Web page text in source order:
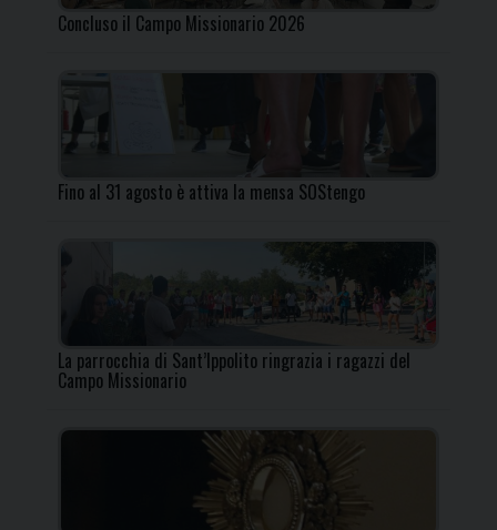
Concluso il Campo Missionario 2026
Fino al 31 agosto è attiva la mensa SOStengo
La parrocchia di Sant’Ippolito ringrazia i ragazzi del
Campo Missionario